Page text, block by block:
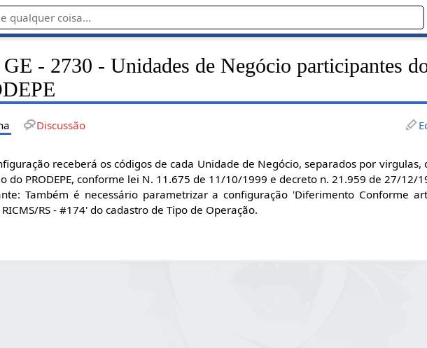
- 2730 - Unidades de Negócio participantes
Discussão
receberá os códigos de cada Unidade de Negócio, separados por virgulas,
do PRODEPE, conforme lei N. 11.675 de 11/10/1999 e decreto n. 21.959 de 27/12/
Também é necessário parametrizar a configuração 'Diferimento Conforme
RS - #174' do cadastro de Tipo de Operação.